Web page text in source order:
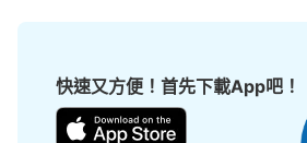
快速又方便！首先下載App吧！